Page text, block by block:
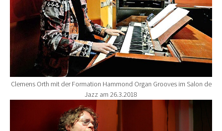
Clemens Orth mit der Formation Hammond Organ Grooves im Salon de
Jazz am 26.3.2018
Show larger version for: